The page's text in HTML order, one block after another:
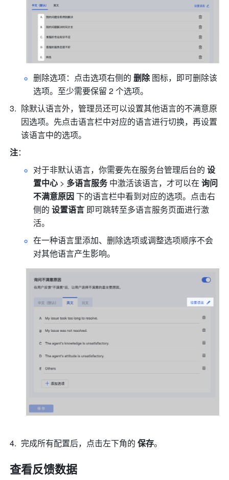
删除选项：点击选项右侧的 删除 图标，即可删除该
选项。至少需要保留 2 个选项。
除默认语言外，管理员还可以设置其他语言的不满意原
因选项。先点击语言栏中对应的语言进行切换，再设置
该语言中的选项。
注：
对于非默认语言，你需要先在服务台管理后台的 设
置中心 > 多语言服务 中激活该语言，才可以在 询问
不满意原因 下的语言栏中看到对应的选项。点击右
侧的 设置语言 即可跳转至多语言服务页面进行激
活。
在一种语言里添加、删除选项或调整选项顺序不会
对其他语言产生影响。
完成所有配置后，点击左下角的 保存。
查看反馈数据